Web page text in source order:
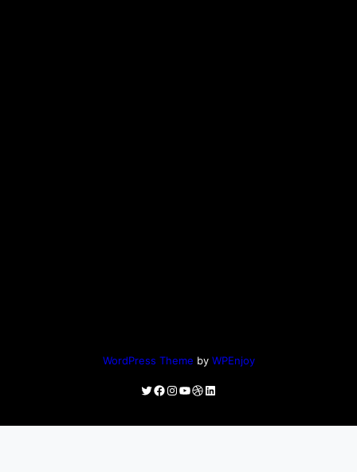
WordPress Theme by WPEnjoy
Twitter
Facebook
Instagram
YouTube
Dribbble
LinkedIn